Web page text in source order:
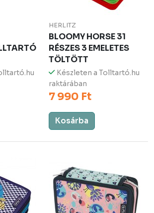
HERLITZ
BLOOMY HORSE 31
RÉSZES 3 EMELETES
TÖLTÖTT
Készleten a Tolltartó.hu
raktárában
7 990 Ft
Kosárba